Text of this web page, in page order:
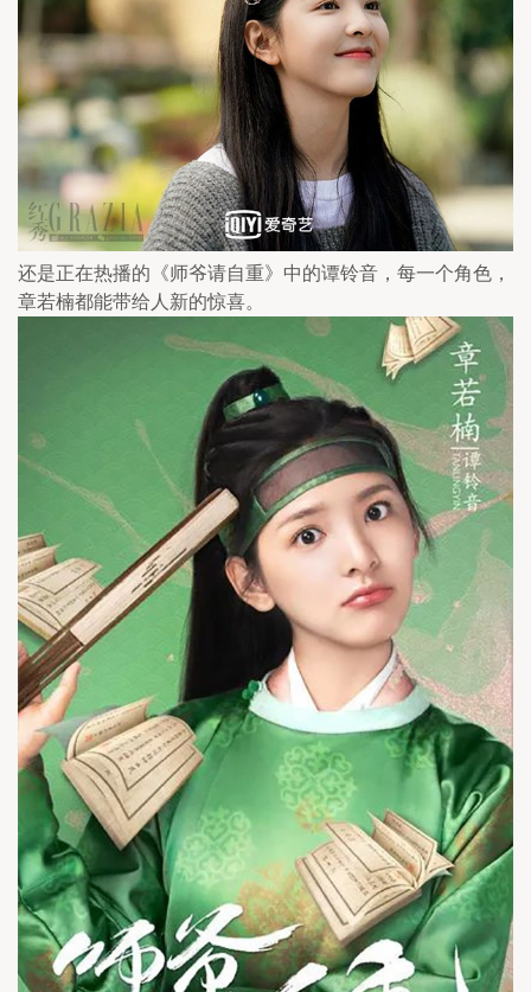
还是正在热播的《师爷请自重》中的谭铃音，每一个角色，
章若楠都能带给人新的惊喜。